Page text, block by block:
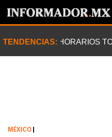
TENDENCIAS: HORARIOS
MÉXICO